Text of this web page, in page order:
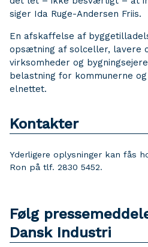
siger Ida Ruge-Andersen Friis.
En afskaffelse af
opsætning af solceller, lavere
virksomheder og
belastning for kommunerne
elnettet.
Kontakter
Yderligere oplysninger kan fås
Ron på tlf. 2830 5452.
Følg
Dansk Industri